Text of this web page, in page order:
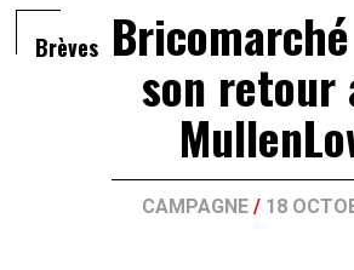
Brèves
son retour
CAMPAGNE / 18